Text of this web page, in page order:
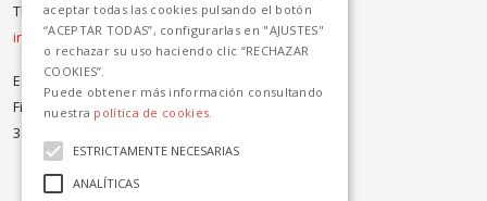
Tlf: +34 923 124 093
info.salamanca@avanzagrupo.com
Estación de Autobuses
Filiberto Villalobos, 71-75
37007 Salamanca
aceptar todas las cookies pulsando el botón
“ACEPTAR TODAS”, configurarlas en "AJUSTES"
o rechazar su uso haciendo clic “RECHAZAR
COOKIES”.
Puede obtener más información consultando
nuestra política de cookies.
ESTRICTAMENTE NECESARIAS
ANALÍTICAS